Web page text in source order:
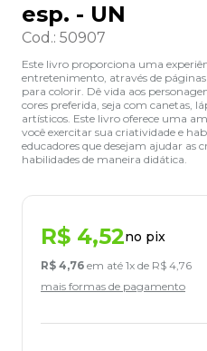
esp. - UN
Cod.: 50907
Este livro proporciona uma
entretenimento, através de
para colorir. Dê vida aos
cores preferida, seja com canetas,
artísticos. Este livro oferece uma
você exercitar sua criatividade e
educadores que desejam ajudar as
habilidades de maneira didática.
R$ 4,52no pix
R$ 4,76 em até 1x de R$ 4,76
mais formas de pagamento